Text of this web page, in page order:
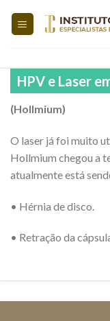
HPV e Laser
(Hollmium)
O laser já foi muito
Hollmium chegou a
atualmente está
• Hérnia de disco.
• Retração da